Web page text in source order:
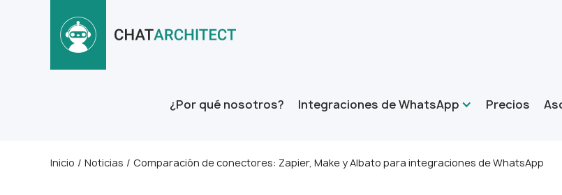
¿Por qué nosotros? Integraciones de WhatsApp Precios
Inicio / Noticias / Comparación de conectores: Zapier, Make y Albato para integraciones de WhatsApp